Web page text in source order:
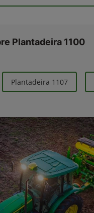
Plantadeira 1100
Plantadeira 1107